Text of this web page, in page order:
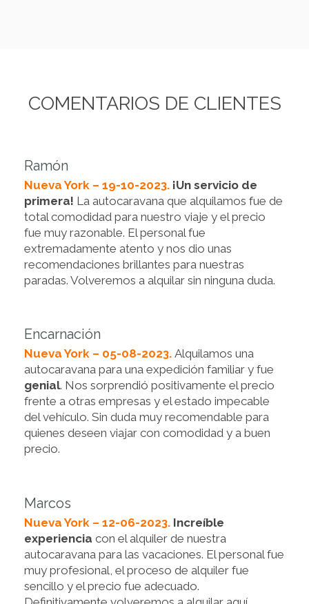
COMENTARIOS DE CLIENTES
Ramón
Nueva York – 19-10-2023. ¡Un servicio de
primera! La autocaravana que alquilamos fue de
total comodidad para nuestro viaje y el precio
fue muy razonable. El personal fue
extremadamente atento y nos dio unas
recomendaciones brillantes para nuestras
paradas. Volveremos a alquilar sin ninguna duda.
Encarnación
Nueva York – 05-08-2023. Alquilamos una
autocaravana para una expedición familiar y fue
genial. Nos sorprendió positivamente el precio
frente a otras empresas y el estado impecable
del vehículo. Sin duda muy recomendable para
quienes deseen viajar con comodidad y a buen
precio.
Marcos
Nueva York – 12-06-2023. Increíble
experiencia con el alquiler de nuestra
autocaravana para las vacaciones. El personal fue
muy profesional, el proceso de alquiler fue
sencillo y el precio fue adecuado.